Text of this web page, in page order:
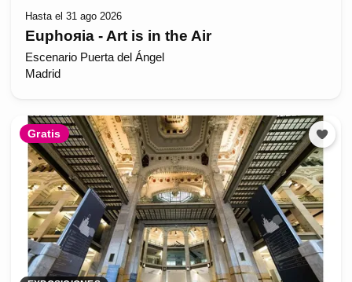
Hasta el 31 ago 2026
Euphoяia - Art is in the Air
Escenario Puerta del Ángel
Madrid
Gratis